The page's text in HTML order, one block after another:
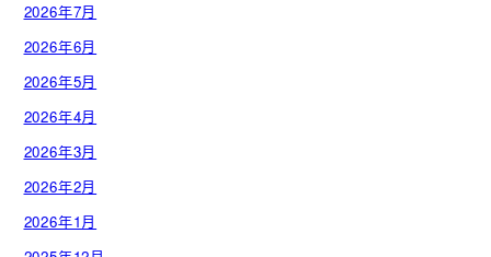
2026年7月
2026年6月
2026年5月
2026年4月
2026年3月
2026年2月
2026年1月